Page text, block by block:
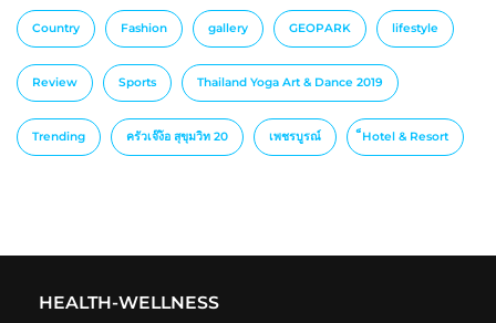
Country Fashion gallery GEOPARK lifestyle
Review Sports Thailand Yoga Art & Dance 2019
Trending ครัวเจ๊ง้อ สุขุมวิท 20 เพชรบูรณ์ ็Hotel & Resort
HEALTH-WELLNESS